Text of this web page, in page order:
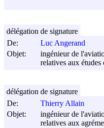
De:
Luc Angerand
Objet:
ingénieur de
relatives aux
délégation de signature
De:
Thierry Allain
Objet:
ingénieur de
relatives aux
délégation de signature